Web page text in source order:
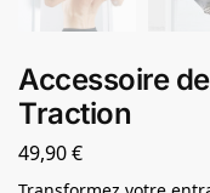
Accessoire
Traction
49,90€